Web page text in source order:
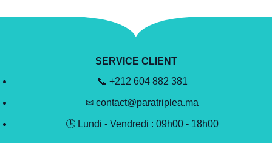
SERVICE CLIENT
📞 +212 604 882 381
✉ contact@paratriplea.ma
🕒 Lundi - Vendredi : 09h00 - 18h00